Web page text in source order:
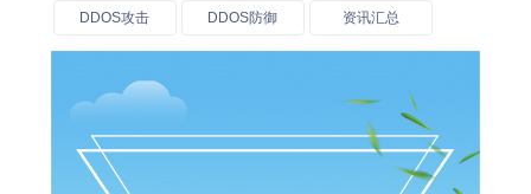
DDOS攻击 DDOS防御 资讯汇总